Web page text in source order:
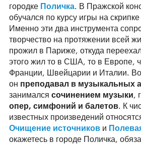
городке Поличка . В Пражской
обучался по курсу игры на скрипке
Именно эти два инструмента
творчество на протяжении всей
прожил в Париже, откуда
этого жил то в США, то в Европе,
Франции, Швейцарии и Италии. Во
он преподавал в музыкальных
занимался сочинением музыки
опер, симфоний и балетов . К
известных произведений
Очищение источников и
окажетесь в городе Поличка,